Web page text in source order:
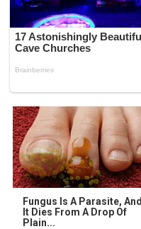
Fungus Is A Parasite, And
It Dies From A Drop Of
Plain...